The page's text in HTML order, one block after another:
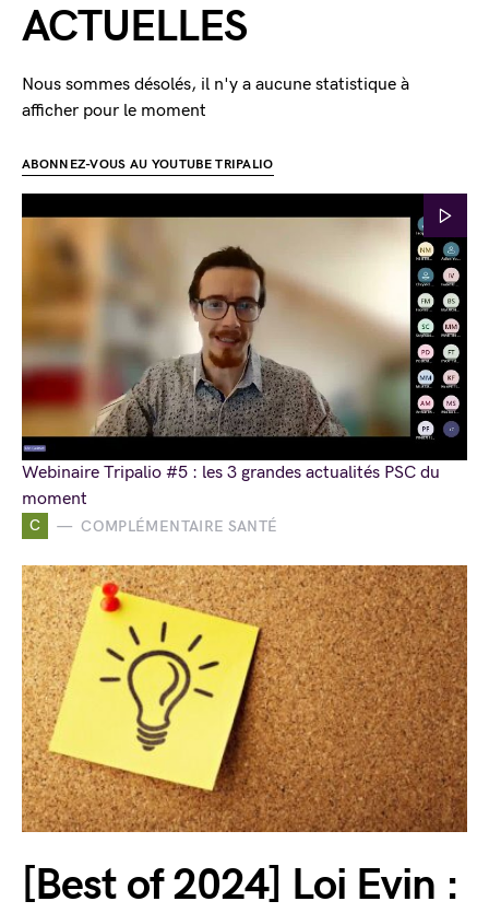
C COMPLÉMENTAIRE SANTÉ
[Best of 2024] Loi Evin :
ACTUELLES
Nous sommes désolés, il n'y a aucune statistique à
afficher pour le moment
ABONNEZ-VOUS AU YOUTUBE TRIPALIO
Webinaire Tripalio #5 : les 3 grandes actualités PSC du
moment